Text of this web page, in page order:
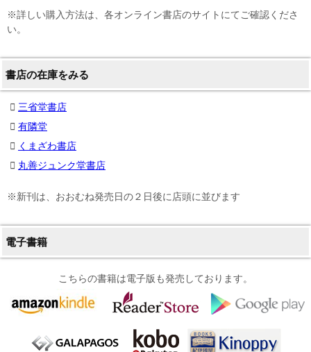
※詳しい購入方法は、各オンライン書店のサイトにてご確認くださ
い。
書店の在庫をみる
三省堂書店
有隣堂
くまざわ書店
丸善ジュンク堂書店
※新刊は、おおむね発売日の２日後に店頭に並びます
電子書籍
こちらの書籍は電子版も発売しております。